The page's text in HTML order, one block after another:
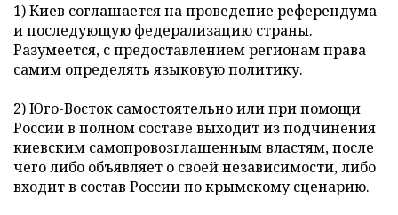
1) Киев соглашается на проведение референдума
и последующую федерализацию страны.
Разумеется, с предоставлением регионам права
самим определять языковую политику.
2) Юго-Восток самостоятельно или при помощи
России в полном составе выходит из подчинения
киевским самопровозглашенным властям, после
чего либо объявляет о своей независимости, либо
входит в состав России по крымскому сценарию.